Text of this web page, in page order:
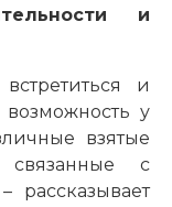
и
и
возможность у
взятые
с
рассказывает